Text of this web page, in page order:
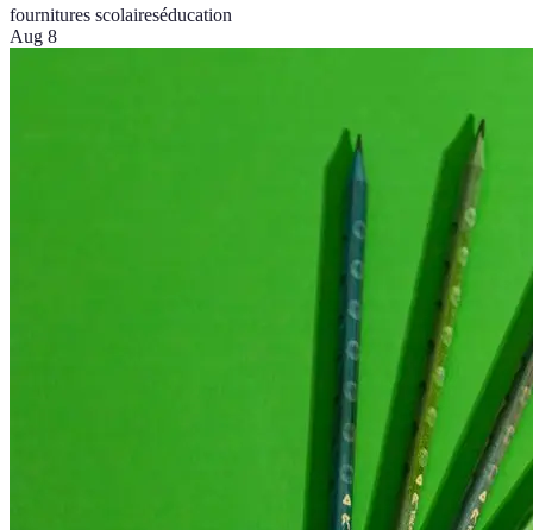
fournitures scolaireséducation
Aug 8